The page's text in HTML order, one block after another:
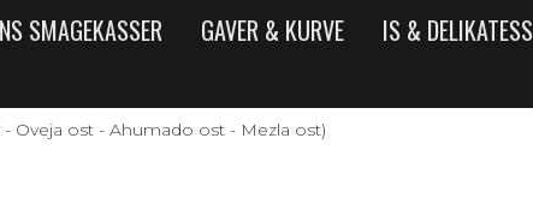
SMAGEKASSER GAVER & KURVE IS &
Oveja ost - Ahumado ost - Mezla ost)